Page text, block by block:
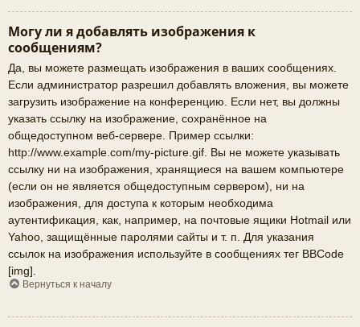
Могу ли я добавлять изображения к
сообщениям?
Да, вы можете размещать изображения в ваших сообщениях.
Если администратор разрешил добавлять вложения, вы можете
загрузить изображение на конференцию. Если нет, вы должны
указать ссылку на изображение, сохранённое на
общедоступном веб-сервере. Пример ссылки:
http://www.example.com/my-picture.gif. Вы не можете указывать
ссылку ни на изображения, хранящиеся на вашем компьютере
(если он не является общедоступным сервером), ни на
изображения, для доступа к которым необходима
аутентификация, как, например, на почтовые ящики Hotmail или
Yahoo, защищённые паролями сайты и т. п. Для указания
ссылок на изображения используйте в сообщениях тег BBCode
[img].
Вернуться к началу